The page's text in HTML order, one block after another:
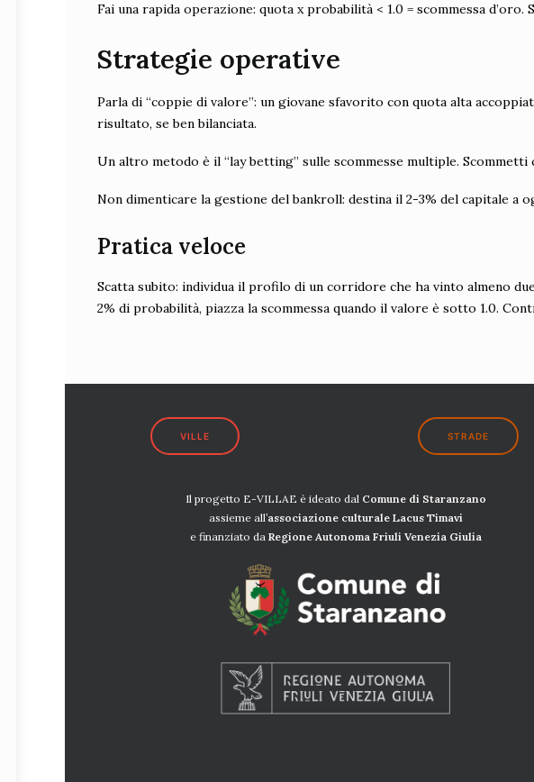
Fai una rapida operazione: quota x probabilità < 1.0 = scommessa
Strategie operative
Parla di “coppie di valore”: un giovane sfavorito con quota alta
risultato, se ben bilanciata.
Un altro metodo è il “lay betting” sulle scommesse multiple.
Non dimenticare la gestione del bankroll: destina il 2-3% del capitale a
Pratica veloce
Scatta subito: individua il profilo di un corridore che ha vinto almeno
2% di probabilità, piazza la scommessa quando il valore è sotto 1.0.
VILLE STRADE
Il progetto E-VILLAE è ideato dal Comune di Staranzano
assieme all’associazione culturale Lacus Timavi
e finanziato da Regione Autonoma Friuli Venezia Giulia